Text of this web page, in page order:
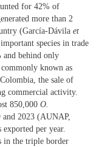
for 42% of
more than 2
(García-Dávila et
species in trade
and behind only
known as
the sale of
commercial activity.
850,000 O.
and 2023 (AUNAP,
per year.
in the triple border